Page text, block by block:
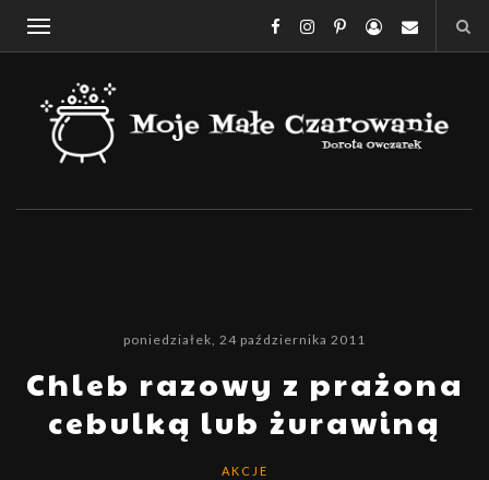
poniedziałek, 24 października 2011
Chleb razowy z prażona
cebulką lub żurawiną
AKCJE